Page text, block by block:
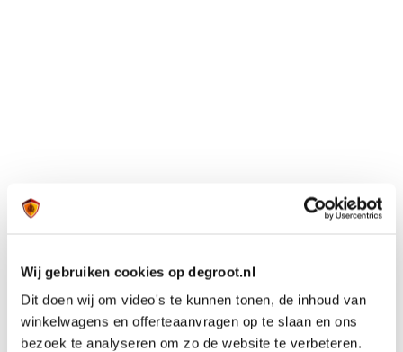
Wij gebruiken cookies op degroot.nl
Dit doen wij om video's te kunnen tonen, de inhoud van
winkelwagens en offerteaanvragen op te slaan en ons
bezoek te analyseren om zo de website te verbeteren.